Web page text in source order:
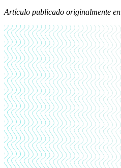
Artículo publicado originalmente en